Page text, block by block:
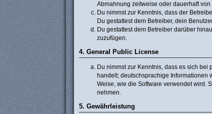
Abmahnung zeitweise oder dauerhaft
Du nimmst zur Kenntnis, dass der
Du gestattest dem Betreiber, dein
Du gestattest dem Betreiber darüber
zuzufügen.
4. General Public License
Du nimmst zur Kenntnis, dass es sich bei
handelt; deutschsprachige Informationen
Weise, wie die Software verwendet wird.
nehmen.
5. Gewährleistung